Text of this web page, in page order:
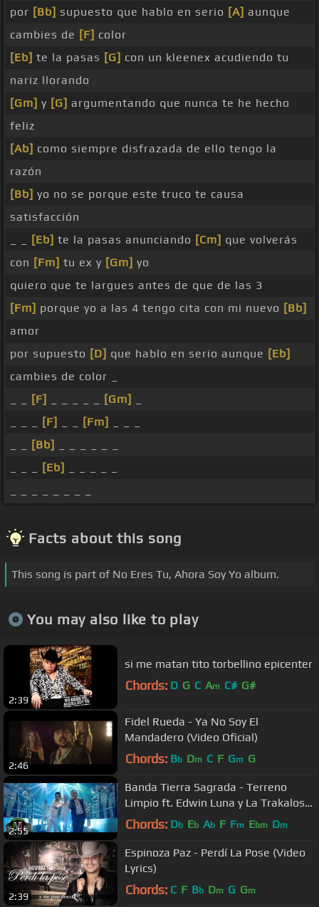
por [Bb] supuesto que hablo en serio [A] aunque
cambies de [F] color
[Eb] te la pasas [G] con un kleenex acudiendo tu
nariz llorando
[Gm] y [G] argumentando que nunca te he hecho
feliz
[Ab] como siempre disfrazada de ello tengo la
razón
[Bb] yo no se porque este truco te causa
satisfacción
[Eb] te la pasas anunciando [Cm] que volverás
con [Fm] tu ex y [Gm] yo
quiero que te largues antes de que de las 3
[Fm] porque yo a las 4 tengo cita con mi nuevo [Bb]
amor
por supuesto [D] que hablo en serio aunque [Eb]
cambies de color _
[F] [Gm]
[F] [Fm]
[Bb]
[Eb]
Facts about this song
This song is part of No Eres Tu, Ahora Soy Yo album.
You may also like to play
2:39
si me matan tito torbellino epicenter
Chords: D G C Am C# G#
2:46
Fidel Rueda - Ya No Soy El
Mandadero (Video Oficial)
Chords: Bb Dm C F Gm G
2:55
Banda Tierra Sagrada - Terreno
Limpio ft. Edwin Luna y La Trakalosa
de Monterrey (Video Oficial)
Chords: Db Eb Ab F Fm Ebm Dm
2:39
Espinoza Paz - Perdí La Pose (Video
Lyrics)
Chords: C F Bb Dm G Gm